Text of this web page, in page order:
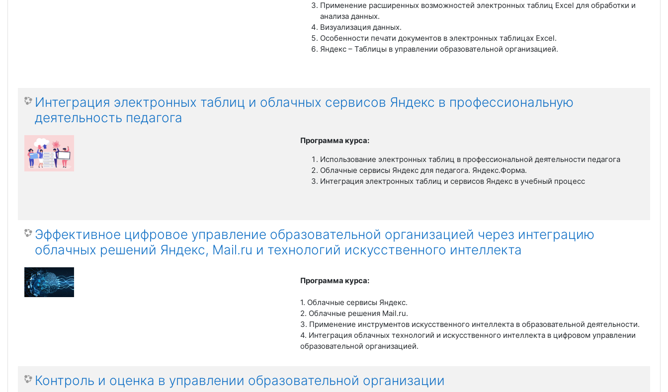
Применение расширенных возможностей электронных таблиц Excel для обработки и
анализа данных.
Визуализация данных.
Особенности печати документов вэлектронных таблицах Excel.
Яндекс – Таблицы в управленииобразовательной организацией.
Интеграция электронных таблиц и облачных сервисов Яндекс в профессиональную
деятельность педагога
Программа курса:
Использование электронных таблиц в профессиональной деятельности педагога
Облачные сервисы Яндекс для педагога. Яндекс.Форма.
Интеграция электронных таблиц и сервисов Яндекс в учебный процесс
Эффективное цифровое управление образовательной организацией через интеграцию
облачных решений Яндекс, Mail.ru и технологий искусственного интеллекта
Программа курса:
1. Облачные сервисы Яндекс.
2. Облачные решения Mail.ru.
3. Применение инструментов искусственного интеллекта в образовательной деятельности.
4. Интеграция облачных технологий и искусственного интеллекта в цифровом управлении
образовательной организацией.
Контроль и оценка в управлении образовательной организации